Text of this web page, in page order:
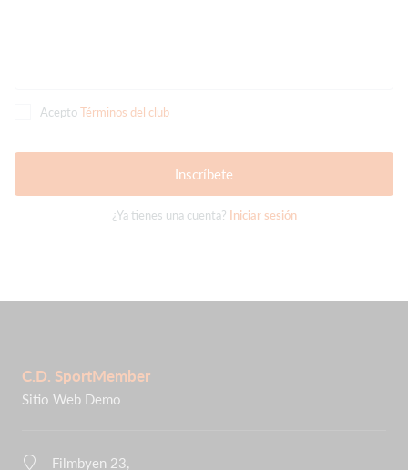
AceptoTérminos del club
Inscríbete
¿Ya tienes una cuenta? Iniciar sesión
C.D. SportMember
Sitio Web Demo
Filmbyen 23,